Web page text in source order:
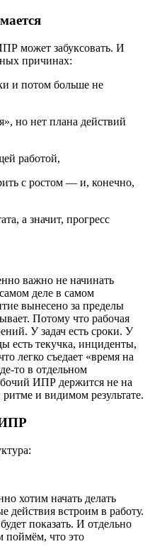
может забуксовать. И
причинах:
и потом больше не
но нет плана действий
работой,
с ростом — и, конечно,
а значит, прогресс
важно не начинать
деле в самом
вынесено за пределы
Потому что рабочая
У задач есть сроки. У
есть текучка, инциденты,
легко съедает «время на
то в отдельном
ИПР держится не на
и видимом результате.
ИПР
хотим начать делать
действия встроим в работу.
показать. И отдельно
поймём, что это